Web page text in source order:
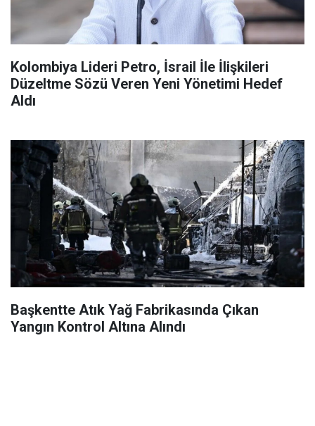
Kolombiya Lideri Petro, İsrail İle İlişkileri
Düzeltme Sözü Veren Yeni Yönetimi Hedef
Aldı
Başkentte Atık Yağ Fabrikasında Çıkan
Yangın Kontrol Altına Alındı